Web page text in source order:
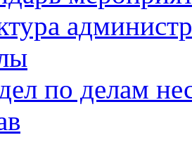
по делам